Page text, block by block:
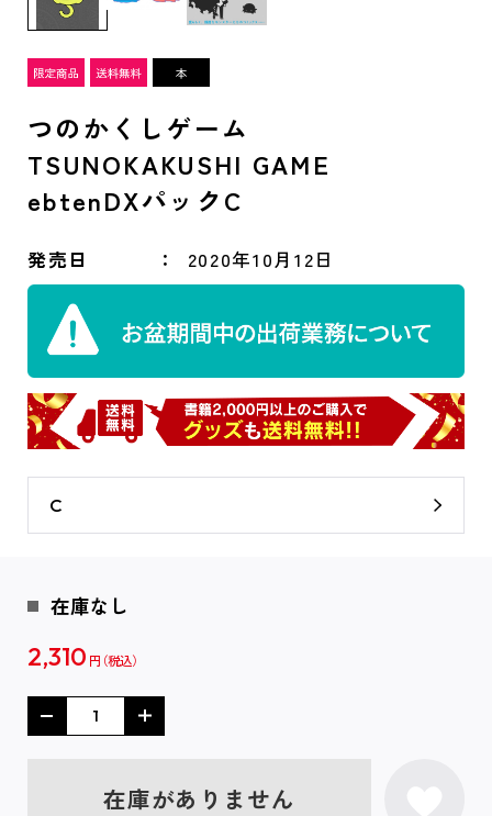
つのかくしゲーム
TSUNOKAKUSHI GAME
ebtenDXパックC
発売日 2020年10月12日
C
在庫なし
2,310 円
在庫がありません